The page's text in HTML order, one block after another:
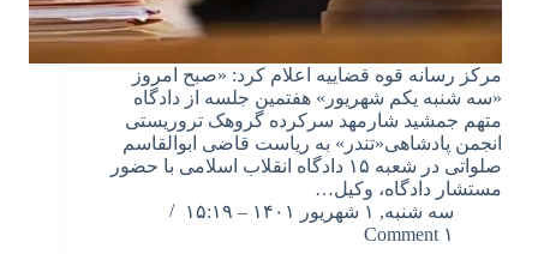
مرکز رسانه قوه قضاییه اعلام کرد: «صبح امروز
«سه شنبه یکم شهریور» هفتمین جلسه از دادگاه
متهم جمشید شارمهد سرکرده گروهک تروریستی
انجمن پادشاهی«تندر» به ریاست قاضی ابوالقاسم
صلواتی در شعبه ۱۵ دادگاه انقلاب اسلامی با حضور
مستشار دادگاه، وکیل…
سه شنبه, ۱ شهریور ۱۴۰۱ – ۱۵:۱۹
۱ Comment